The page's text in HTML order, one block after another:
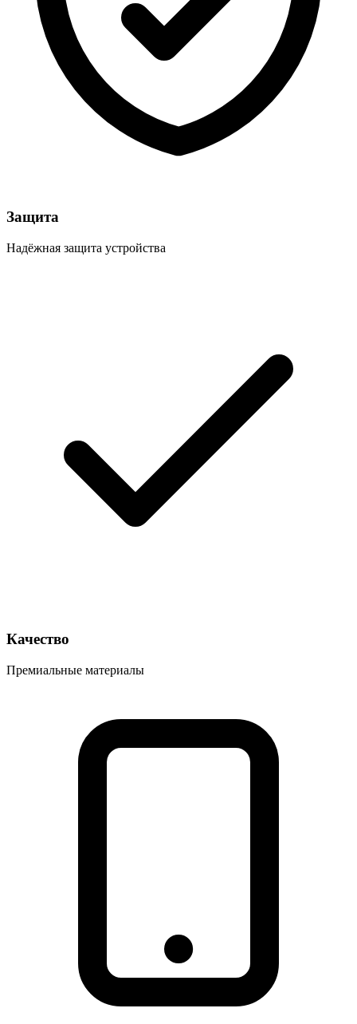
Защита
Надёжная защита устройства
Качество
Премиальные материалы